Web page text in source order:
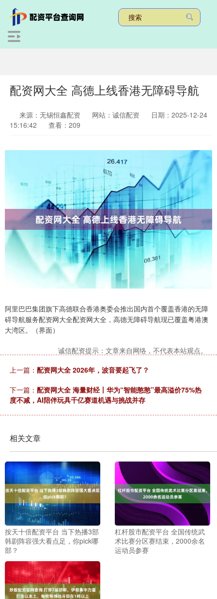
配资网大全 高德上线香港无障碍导航
来源：无锡恒鑫配资 网站：诚信配资
日期：2025-12-24
15:16:42
查看：209
阿里巴巴集团旗下高德联合香港奥委会推出国内首个覆盖香港的无障
碍导航服务配资网大全配资网大全，高德无障碍导航现已覆盖粤港澳
大湾区。（界面）
诚信配资提示：文章来自网络，不代表本站观点。
上一篇： 配资网大全 2026年，波音要起飞了？
下一篇： 配资网大全 海量财经丨华为“智能憨憨”最高溢价75%热
度不减，AI陪伴玩具千亿赛道机遇与挑战并存
相关文章
按天十倍配资平台 当下热播3部
韩剧阵容强大看点足，你pick哪
部？
杠杆股市配资平台 全国传统武
术比赛分区赛结束，2000余名
运动员参赛